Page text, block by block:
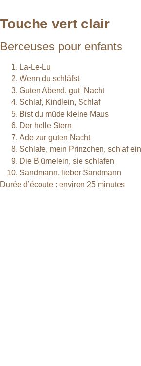
Touche vert clair
Berceuses pour enfants
La-Le-Lu
Wenn du schläfst
Guten Abend, gut` Nacht
Schlaf, Kindlein, Schlaf
Bist du müde kleine Maus
Der helle Stern
Ade zur guten Nacht
Schlafe, mein Prinzchen, schlaf ein
Die Blümelein, sie schlafen
Sandmann, lieber Sandmann
Durée d’écoute : environ 25 minutes